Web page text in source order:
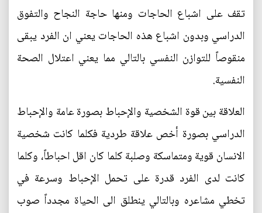
تقف على اشباع الحاجات ومنها حاجة النجاح والتفوق
الدراسي وبدون اشباع هذه الحاجات يعني ان الفرد يبقى
منقوصاً للتوازن النفسي بالتالي مما يعني اعتلال الصحة
النفسية.
العلاقة بين قوة الشخصية والإحباط بصورة عامة والإحباط
الدراسي بصورة أخص علاقة طردية فكلما كانت شخصية
الانسان قوية ومتماسكة وصلبة كلما كان اقل احباطاً، وكلما
كانت لدى الفرد قدرة على تحمل الإحباط وسرعة في
تخطي مشاعره وبالتالي ينطلق الى الحياة مجدداً صوب